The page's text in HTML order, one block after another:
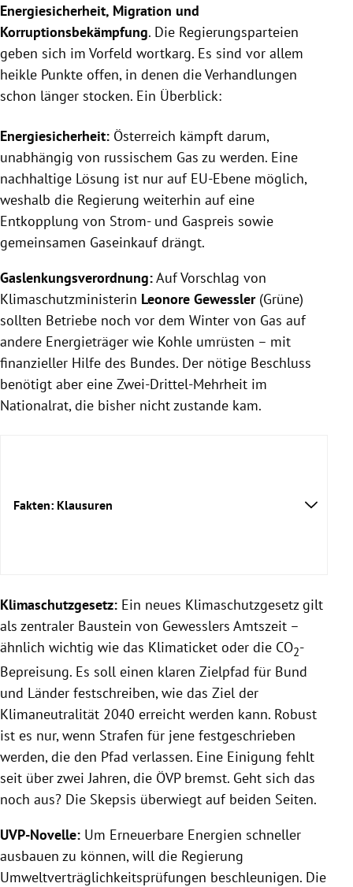
Energiesicherheit, Migration und
Korruptionsbekämpfung. Die Regierungsparteien
geben sich im Vorfeld wortkarg. Es sind vor allem
heikle Punkte offen, in denen die Verhandlungen
schon länger stocken. Ein Überblick:
Energiesicherheit: Österreich kämpft darum,
unabhängig von russischem Gas zu werden. Eine
nachhaltige Lösung ist nur auf EU-Ebene möglich,
weshalb die Regierung weiterhin auf eine
Entkopplung von Strom- und Gaspreis sowie
gemeinsamen Gaseinkauf drängt.
Gaslenkungsverordnung:Auf Vorschlag von
Klimaschutzministerin Leonore Gewessler(Grüne)
sollten Betriebe noch vor dem Winter von Gas auf
andere Energieträger wie Kohle umrüsten – mit
finanzieller Hilfe des Bundes. Der nötige Beschluss
benötigt aber eine Zwei-Drittel-Mehrheit im
Nationalrat, die bisher nicht zustande kam.
Fakten: Klausuren
Klimaschutzgesetz: Ein neues Klimaschutzgesetz gilt
als zentraler Baustein von Gewesslers Amtszeit –
ähnlich wichtig wie das Klimaticket oder die CO2-
Bepreisung. Es soll einen klaren Zielpfad für Bund
und Länder festschreiben, wie das Ziel der
Klimaneutralität 2040 erreicht werden kann. Robust
ist es nur, wenn Strafen für jene festgeschrieben
werden, die den Pfad verlassen. Eine Einigung fehlt
seit über zwei Jahren, die ÖVP bremst. Geht sich das
noch aus? Die Skepsis überwiegt auf beiden Seiten.
UVP-Novelle: Um Erneuerbare Energien schneller
ausbauen zu können, will die Regierung
Umweltverträglichkeitsprüfungen beschleunigen. Die